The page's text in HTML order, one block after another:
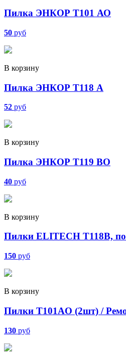
Пилка ЭНКОР Т101 АО
50 руб
В корзину
Пилка ЭНКОР Т118 А
52 руб
В корзину
Пилка ЭНКОР Т119 ВО
40 руб
В корзину
Пилки ELITECH T118B,
150 руб
В корзину
Пилки T101AO (2шт) /
130 руб